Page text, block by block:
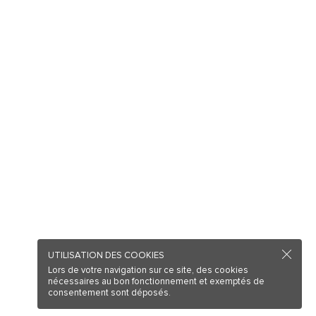
UTILISATION DES COOKIES
Lors de votre navigation sur ce site, des cookies
nécessaires au bon fonctionnement et exemptés de
consentement sont déposés.